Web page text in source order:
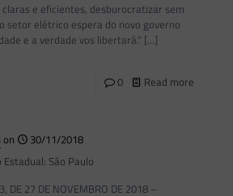
e eficientes, desburocratizar sem
setor elétrico espera do novo governo
e a verdade vos libertará.” […]
0 Read more
on
30/11/2018
São Paulo
DE 27 DE NOVEMBRO DE 2018 –